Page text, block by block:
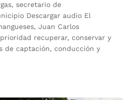
secretario de
Descargar audio El
Juan Carlos
recuperar, conservar y
de captación, conducción y